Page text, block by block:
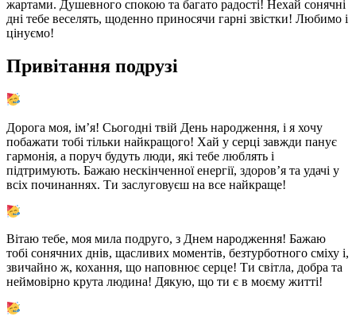
жартами. Душевного спокою та багато радості! Нехай сонячні
дні тебе веселять, щоденно приносячи гарні звістки! Любимо і
цінуємо!
Привітання подрузі
Дорога моя, ім’я! Сьогодні твій День народження, і я хочу
побажати тобі тільки найкращого! Хай у серці завжди панує
гармонія, а поруч будуть люди, які тебе люблять і
підтримують. Бажаю нескінченної енергії, здоров’я та удачі у
всіх починаннях. Ти заслуговуєш на все найкраще!
Вітаю тебе, моя мила подруго, з Днем народження! Бажаю
тобі сонячних днів, щасливих моментів, безтурботного сміху і,
звичайно ж, кохання, що наповнює серце! Ти світла, добра та
неймовірно крута людина! Дякую, що ти є в моєму житті!